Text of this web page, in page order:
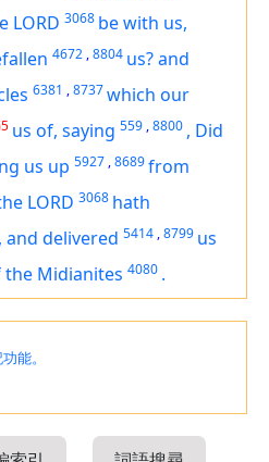
LORD 3068 be with us,
4672 ,8804 us? and
6381 ,8737which our
us of, saying 559 ,8800 , Did
us up 5927 ,8689from
LORD 3068 hath
and delivered 5414 ,8799 us
the Midianites 4080 .
能。